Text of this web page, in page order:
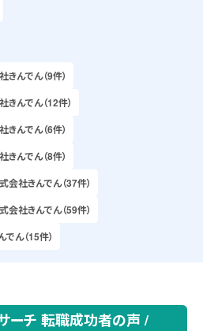
んでん（9件）
んでん（12件）
んでん（6件）
んでん（8件）
社きんでん（37件）
社きんでん（59件）
ん（15件）
ーチ 転職成功者の声 /